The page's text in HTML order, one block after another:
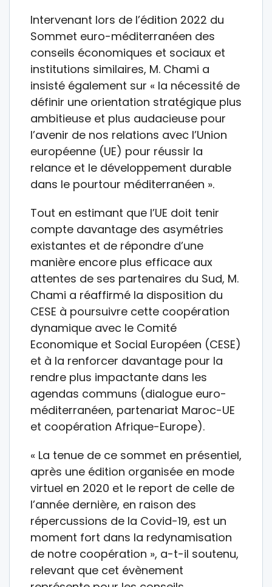
Intervenant lors de l’édition 2022 du
Sommet euro-méditerranéen des
conseils économiques et sociaux et
institutions similaires, M. Chami a
insisté également sur « la nécessité de
définir une orientation stratégique plus
ambitieuse et plus audacieuse pour
l’avenir de nos relations avec l’Union
européenne (UE) pour réussir la
relance et le développement durable
dans le pourtour méditerranéen ».
Tout en estimant que l’UE doit tenir
compte davantage des asymétries
existantes et de répondre d’une
manière encore plus efficace aux
attentes de ses partenaires du Sud, M.
Chami a réaffirmé la disposition du
CESE à poursuivre cette coopération
dynamique avec le Comité
Economique et Social Européen (CESE)
et à la renforcer davantage pour la
rendre plus impactante dans les
agendas communs (dialogue euro-
méditerranéen, partenariat Maroc-UE
et coopération Afrique-Europe).
« La tenue de ce sommet en présentiel,
après une édition organisée en mode
virtuel en 2020 et le report de celle de
l’année dernière, en raison des
répercussions de la Covid-19, est un
moment fort dans la redynamisation
de notre coopération », a-t-il soutenu,
relevant que cet évènement